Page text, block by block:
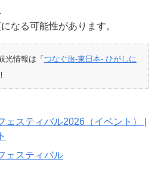
なる可能性があります。
光情報は「つなぐ旅-東日本- ひがしに
ェスティバル2026（イベント） |
ェスティバル